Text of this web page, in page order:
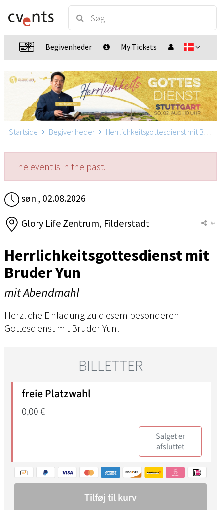
Begivenheder My Tickets
Startside Begivenheder Herrlichkeitsgottesdienst mit Bruder Yun
The event is in the past.
søn., 02.08.2026
Glory Life Zentrum, Filderstadt Del
Herrlichkeitsgottesdienst mit
Bruder Yun
mit Abendmahl
Herzliche Einladung zu diesem besonderen
Gottesdienst mit Bruder Yun!